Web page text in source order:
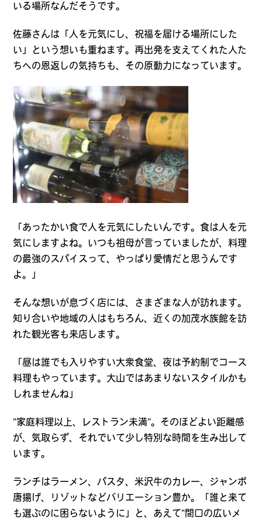
いる場所なんだそうです。
佐藤さんは「人を元気にし、祝福を届ける場所にした
い」という想いも重ねます。再出発を支えてくれた人た
ちへの恩返しの気持ちも、その原動力になっています。
「あったかい食で人を元気にしたいんです。食は人を元
気にしますよね。いつも祖母が言っていましたが、料理
の最強のスパイスって、やっぱり愛情だと思うんです
よ。」
そんな想いが息づく店には、さまざまな人が訪れます。
知り合いや地域の人はもちろん、近くの加茂水族館を訪
れた観光客も来店します。
「昼は誰でも入りやすい大衆食堂、夜は予約制でコース
料理もやっています。大山ではあまりないスタイルかも
しれませんね」
“家庭料理以上、レストラン未満”。そのほどよい距離感
が、気取らず、それでいて少し特別な時間を生み出して
います。
ランチはラーメン、パスタ、米沢牛のカレー、ジャンボ
唐揚げ、リゾットなどバリエーション豊か。「誰と来て
も選ぶのに困らないように」と、あえて“間口の広いメ